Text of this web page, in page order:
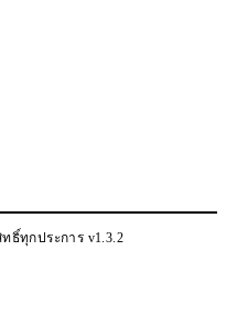
ทธิ์ทุกประการ v1.3.2